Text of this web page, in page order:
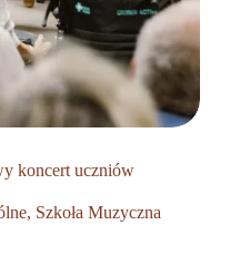
koncert uczniów
, Szkoła Muzyczna